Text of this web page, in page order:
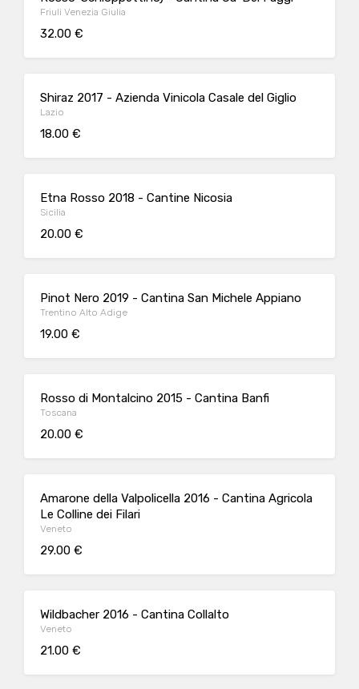
Friuli Venezia Giulia
32.00 €
Shiraz 2017 - Azienda Vinicola Casale del Giglio
Lazio
18.00 €
Etna Rosso 2018 - Cantine Nicosia
Sicilia
20.00 €
Pinot Nero 2019 - Cantina San Michele Appiano
Trentino Alto Adige
19.00 €
Rosso di Montalcino 2015 - Cantina Banfi
Toscana
20.00 €
Amarone della Valpolicella 2016 - Cantina Agricola
Le Colline dei Filari
Veneto
29.00 €
Wildbacher 2016 - Cantina Collalto
Veneto
21.00 €